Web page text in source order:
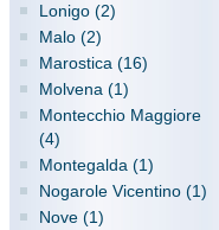
Lonigo (2)
Malo (2)
Marostica (16)
Molvena (1)
Montecchio Maggiore
(4)
Montegalda (1)
Nogarole Vicentino (1)
Nove (1)